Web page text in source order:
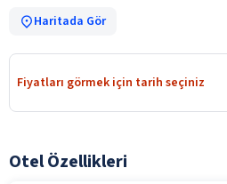
Haritada Gör
Fiyatları görmek için tarih seçiniz
Otel Özellikleri